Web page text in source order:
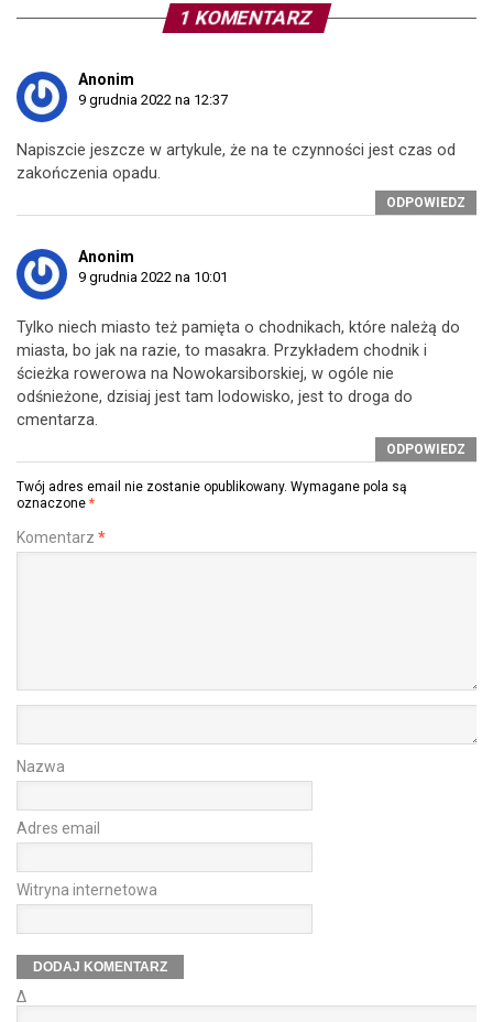
1 KOMENTARZ
Anonim
9 grudnia 2022 na 12:37
Napiszcie jeszcze w artykule, że na te czynności jest czas od
zakończenia opadu.
ODPOWIEDZ
Anonim
9 grudnia 2022 na 10:01
Tylko niech miasto też pamięta o chodnikach, które należą do
miasta, bo jak na razie, to masakra. Przykładem chodnik i
ścieżka rowerowa na Nowokarsiborskiej, w ogóle nie
odśnieżone, dzisiaj jest tam lodowisko, jest to droga do
cmentarza.
ODPOWIEDZ
Twój adres email nie zostanie opublikowany. Wymagane pola są
oznaczone *
Komentarz *
Nazwa
Adres email
Witryna internetowa
Δ